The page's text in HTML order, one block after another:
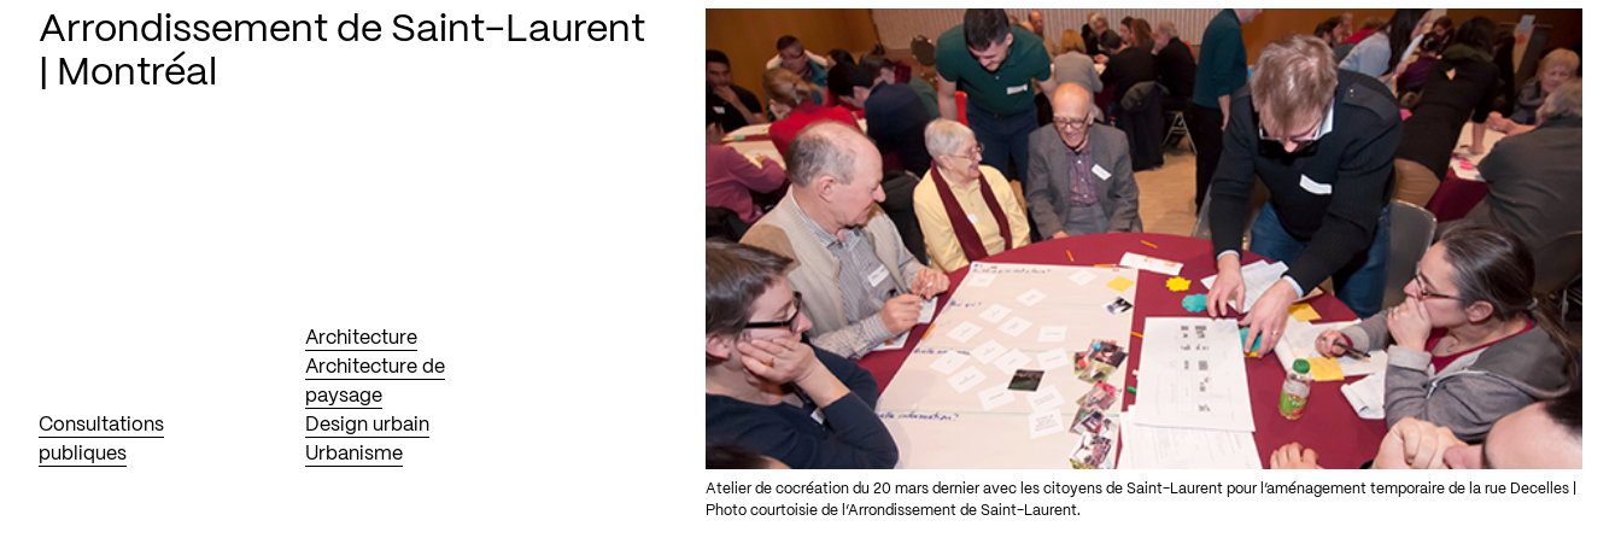
Arrondissement de Saint-Laurent
| Montréal
Consultations
publiques
Architecture
Architecture de
paysage
Design urbain
Urbanisme
Atelier de cocréation du 20 mars dernier avec les citoyens de Saint-Laurent pour l’aménagement temporaire de la rue Decelles |
Photo courtoisie de l’Arrondissement de Saint-Laurent.